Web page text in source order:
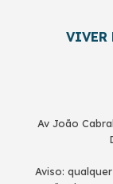
VIVER
Av João
Aviso: